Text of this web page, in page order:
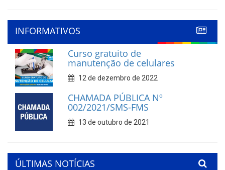
INFORMATIVOS
Curso gratuito de
manutenção de celulares
12 de dezembro de 2022
CHAMADA PÚBLICA Nº
002/2021/SMS-FMS
13 de outubro de 2021
ÚLTIMAS NOTÍCIAS